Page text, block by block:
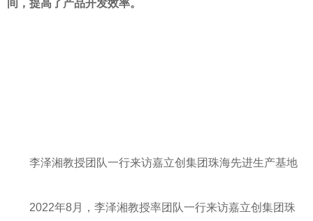
间，提高了产品开发效率。
李泽湘教授团队一行来访嘉立创集团珠海先进生产基地
2022年8月，李泽湘教授率团队一行来访嘉立创集团珠